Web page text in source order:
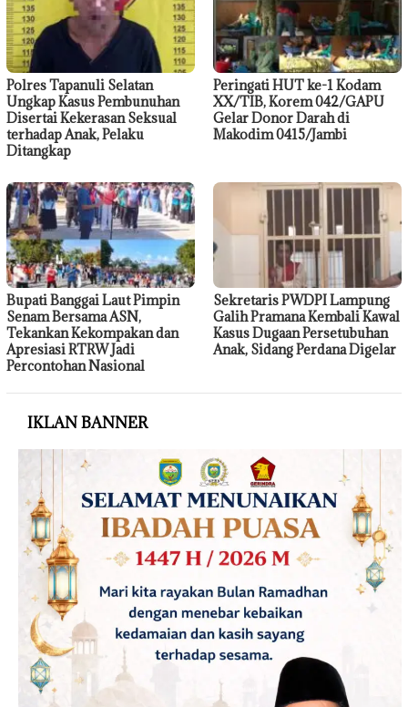
Polres Tapanuli Selatan
Ungkap Kasus Pembunuhan
Disertai Kekerasan Seksual
terhadap Anak, Pelaku
Ditangkap
Peringati HUT ke-1 Kodam
XX/TIB, Korem 042/GAPU
Gelar Donor Darah di
Makodim 0415/Jambi
Bupati Banggai Laut Pimpin
Senam Bersama ASN,
Tekankan Kekompakan dan
Apresiasi RTRW Jadi
Percontohan Nasional
Sekretaris PWDPI Lampung
Galih Pramana Kembali Kawal
Kasus Dugaan Persetubuhan
Anak, Sidang Perdana Digelar
IKLAN BANNER